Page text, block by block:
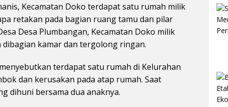
Kecamatan Doko terdapat satu rumah milik
retakan pada bagian ruang tamu dan pilar
Desa Plumbangan, Kecamatan Doko milik
kamar dan tergolong ringan.
terdapat satu rumah di Kelurahan
dan kerusakan pada atap rumah. Saat
dihuni bersama dua anaknya.